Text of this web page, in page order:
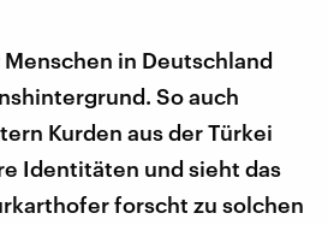
in Deutschland
So auch
Kurden aus der Türkei
Identitäten und sieht das
forscht zu solchen